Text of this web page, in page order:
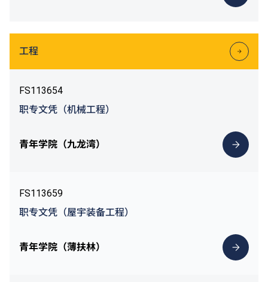
工程
FS113654
职专文凭（机械工程）
青年学院（九龙湾）
FS113659
职专文凭（屋宇装备工程）
青年学院（薄扶林）